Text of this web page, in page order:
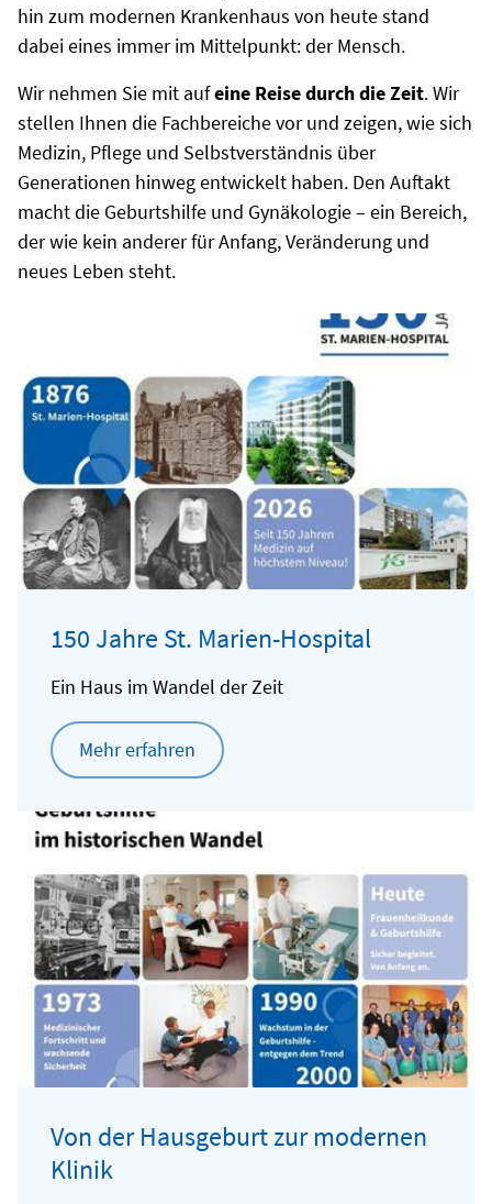
hin zum modernen Krankenhaus von heute stand
dabei eines immer im Mittelpunkt: der Mensch.
Wir nehmen Sie mit aufeine Reise durch die Zeit. Wir
stellen Ihnen die Fachbereiche vor und zeigen, wie sich
Medizin, Pflege und Selbstverständnis über
Generationen hinweg entwickelt haben. Den Auftakt
macht die Geburtshilfe und Gynäkologie – ein Bereich,
der wie kein anderer für Anfang, Veränderung und
neues Leben steht.
150 Jahre St. Marien-Hospital
Ein Haus im Wandel der Zeit
Mehr erfahren
Von der Hausgeburt zur modernen
Klinik